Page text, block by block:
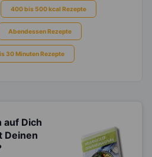
400 bis 500 kcal Rezepte
Abendessen Rezepte
30 Minuten Rezepte
auf Dich
Deinen